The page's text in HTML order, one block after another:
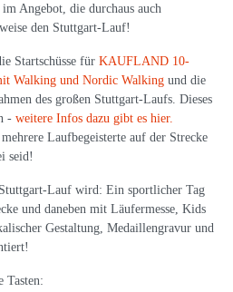
Angebot, die durchaus auch
den Stuttgart-Lauf!
Startschüsse für KAUFLAND 10-
Walking und Nordic Walking und die
des großen Stuttgart-Laufs. Dieses
- weitere Infos dazu gibt es hier.
Laufbegeisterte auf der Strecke
seid!
Lauf wird: Ein sportlicher Tag
und daneben mit Läufermesse, Kids
Gestaltung, Medaillengravur und
Tasten: